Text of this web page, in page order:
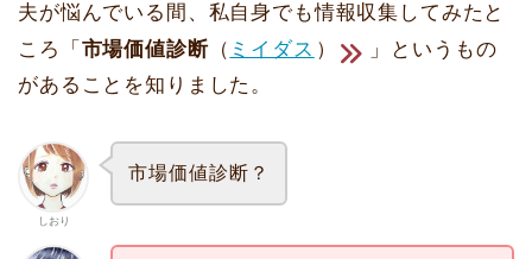
夫が悩んでいる間、私自身でも情報収集してみたと
ころ「 市場価値診断（ ミイダス ）
」というもの
があることを知りました。
しおり
市場価値診断？